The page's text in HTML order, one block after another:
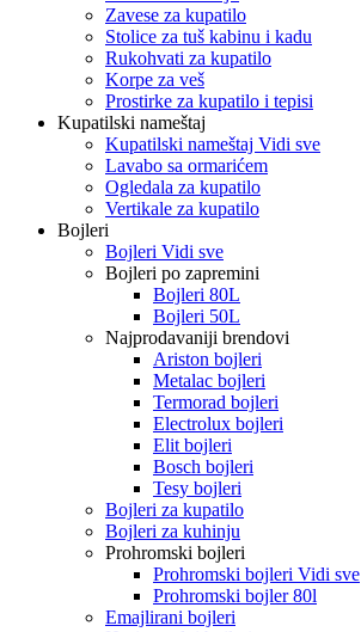
Zavese za kupatilo
Stolice za tuš kabinu i kadu
Rukohvati za kupatilo
Korpe za veš
Prostirke za kupatilo i tepisi
Kupatilski nameštaj
Kupatilski nameštaj Vidi sve
Lavabo sa ormarićem
Ogledala za kupatilo
Vertikale za kupatilo
Bojleri
Bojleri Vidi sve
Bojleri po zapremini
Bojleri 80L
Bojleri 50L
Najprodavaniji brendovi
Ariston bojleri
Metalac bojleri
Termorad bojleri
Electrolux bojleri
Elit bojleri
Bosch bojleri
Tesy bojleri
Bojleri za kupatilo
Bojleri za kuhinju
Prohromski bojleri
Prohromski bojleri Vidi sve
Prohromski bojler 80l
Emajlirani bojleri